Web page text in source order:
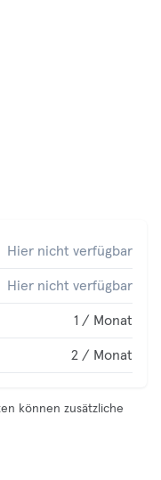
Hier nicht verfügbar
Hier nicht verfügbar
1 / Monat
2 / Monat
können zusätzliche